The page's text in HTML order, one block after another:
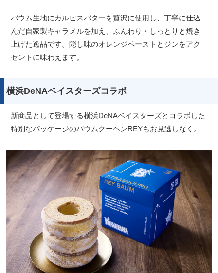
バウム生地にカルピスバターを贅沢に使用し、丁寧に仕込
んだ自家製キャラメルを加え、ふんわり・しっとりと焼き
上げた逸品です。隠し味のオレンジペーストとジンをアク
セントに味わえます。
横浜DeNAベイスターズコラボ
新商品として登場する横浜DeNAベイスターズとコラボした
特別なパッケージのバウムクーヘンREYもお見逃しなく。